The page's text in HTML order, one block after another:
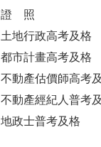
證 照
土地行政高考及格
都市計畫高考及格
不動產估價師高考
不動產經紀人普考
地政士普考及格